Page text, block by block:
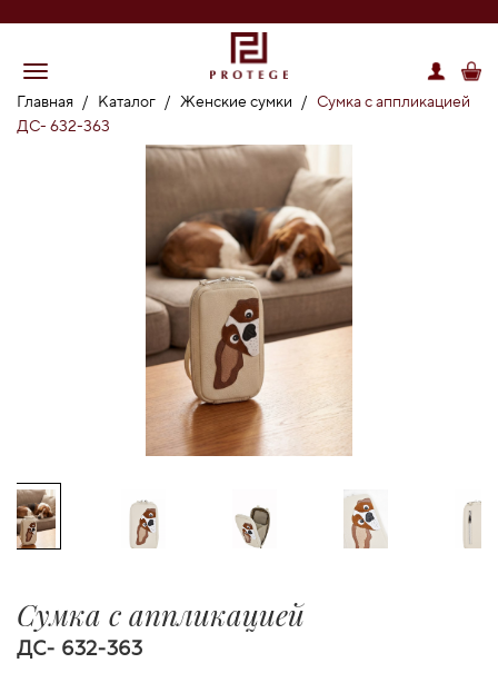
Главная / Каталог / Женские сумки / Сумка с аппликацией
ДС- 632-363
Сумка с аппликацией
ДС- 632-363